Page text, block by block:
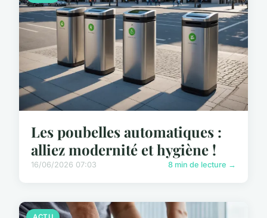
Les poubelles automatiques :
alliez modernité et hygiène !
16/06/2026 07:03 8 min de lecture →